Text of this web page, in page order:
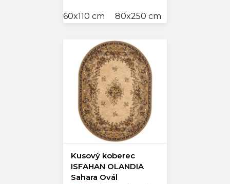
60x110 cm 80x250 cm
Kusový koberec
ISFAHAN OLANDIA
Sahara Ovál